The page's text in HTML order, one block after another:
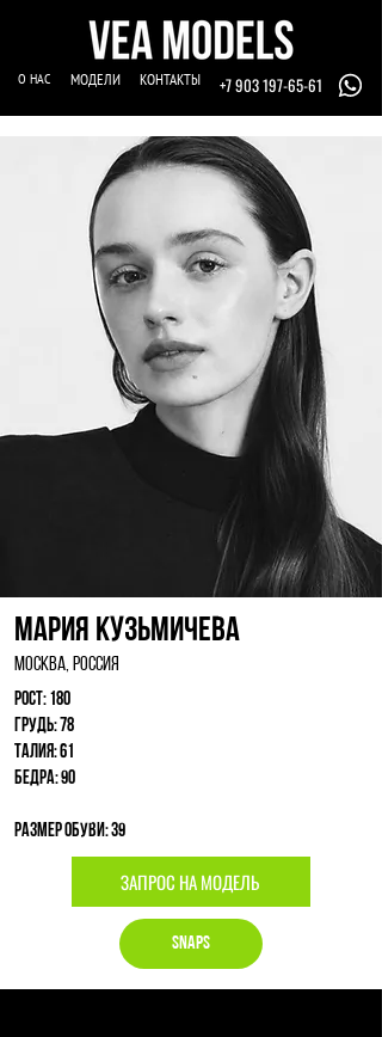
О НАС МОДЕЛИ КОНТАКТЫ +7 903 197-65-61
Мария Кузьмичева
Москва, Россия
Рост: 180
Грудь: 78
Талия: 61
Бедра: 90
Размер обуви: 39
ЗАПРОС НА МОДЕЛЬ
Snaps